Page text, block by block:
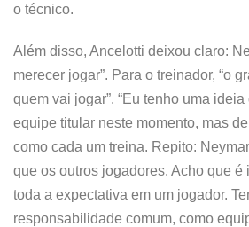
o técnico.
Além disso, Ancelotti deixou claro:
merecer jogar”. Para o treinador, “o
quem vai jogar”. “Eu tenho uma
equipe titular neste momento, mas
como cada um treina. Repito:
que os outros jogadores. Acho que é
toda a expectativa em um jogador.
responsabilidade comum, como